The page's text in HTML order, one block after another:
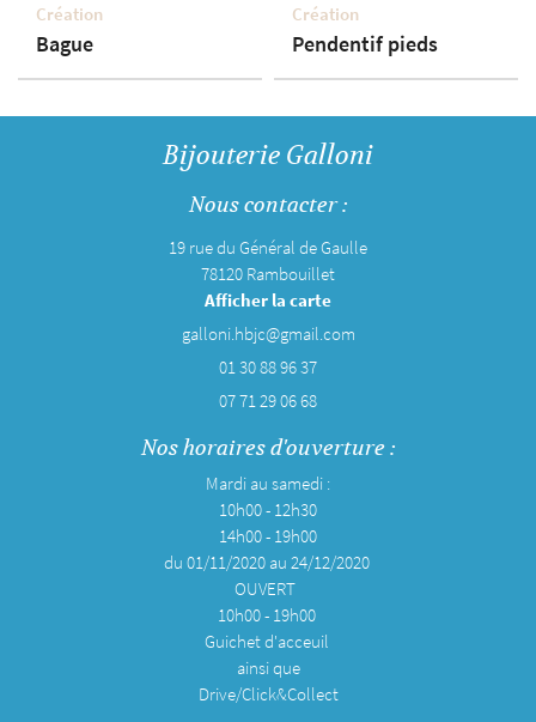
Création
Bague
Création
Pendentif pieds
Bijouterie Galloni
Nous contacter :
19 rue du Général de Gaulle
78120 Rambouillet
Afficher la carte
01 30 88 96 37
07 71 29 06 68
Nos horaires d'ouverture :
Mardi au samedi :
10h00 - 12h30
14h00 - 19h00
du 01/11/2020 au 24/12/2020
OUVERT
10h00 - 19h00
Guichet d'acceuil
ainsi que
Drive/Click&Collect